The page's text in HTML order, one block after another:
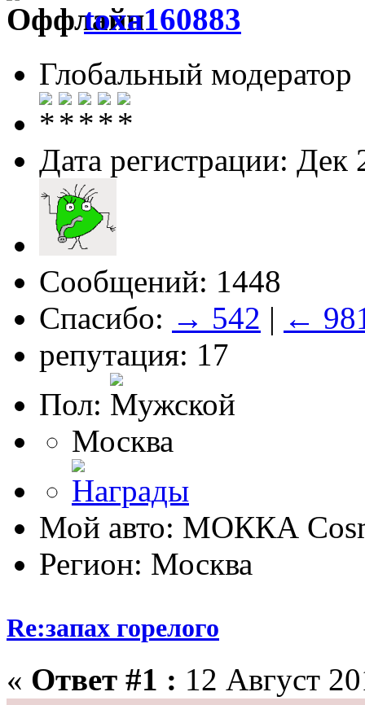
toxa160883
Глобальный модератор
Дата регистрации: Дек
Сообщений: 1448
Спасибо: → 542 | ←
репутация: 17
Пол:
Москва
Мой авто: МОККА
Регион: Москва
Re:запах горелого
« Ответ #1 : 12 Август